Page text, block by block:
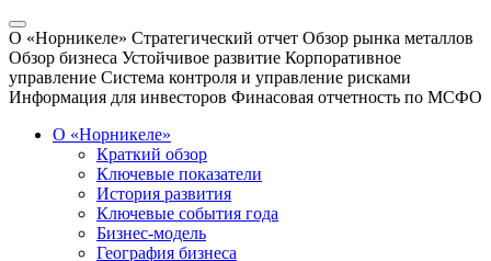
О «Норникеле» Стратегический отчет Обзор рынка металлов
Обзор бизнеса Устойчивое развитие Корпоративное
управление Система контроля и управление рисками
Информация для инвесторов Финасовая отчетность по МСФО
О «Норникеле»
Краткий обзор
Ключевые показатели
История развития
Ключевые события года
Бизнес-модель
География бизнеса